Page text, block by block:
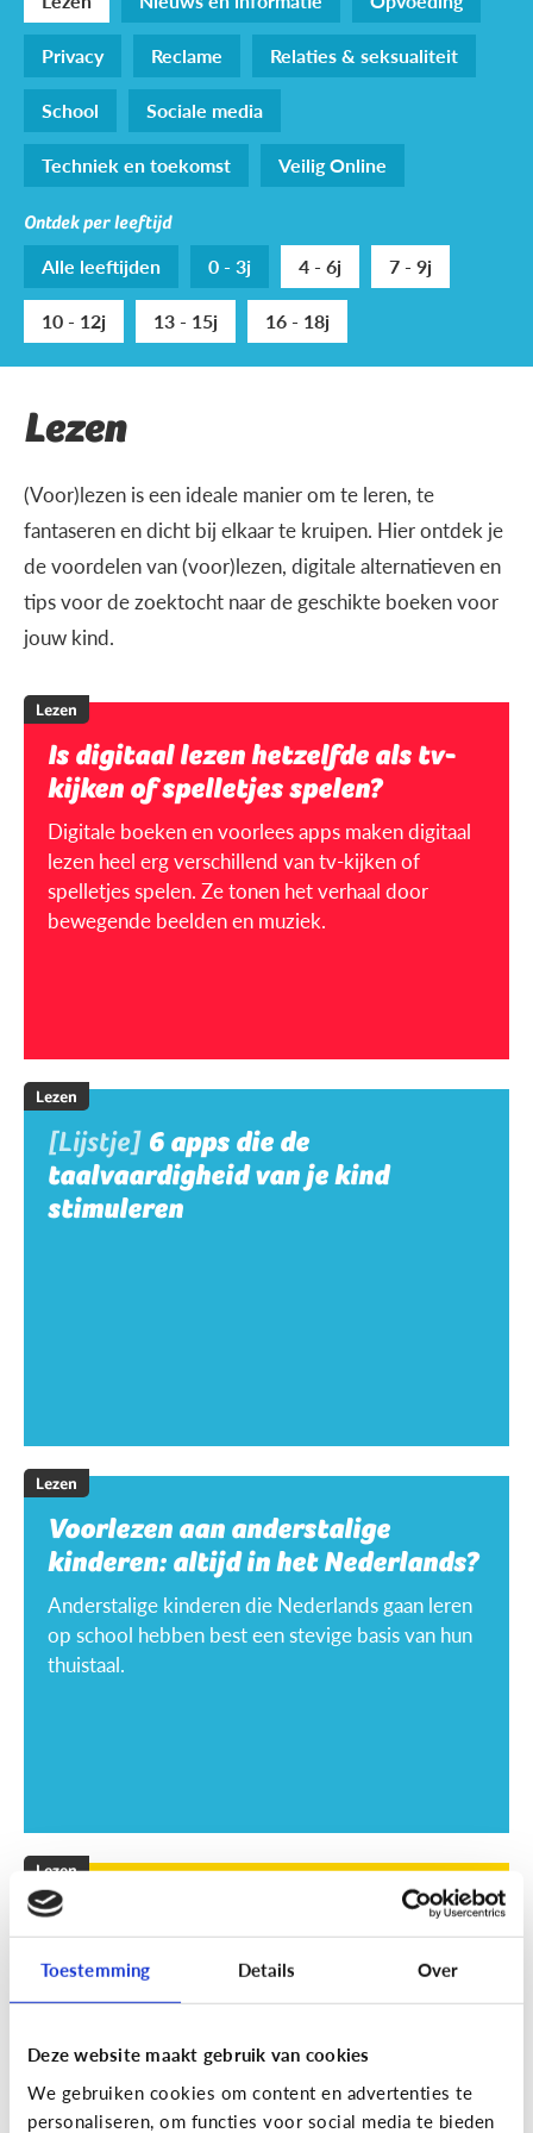
Toestemming Details Over
Deze website maakt gebruik van cookies
We gebruiken cookies om content en advertenties te
personaliseren, om functies voor social media te bieden
Privacy
Reclame
Relaties & seksualiteit
School
Sociale media
Techniek en toekomst
Veilig Online
Ontdek per leeftijd
Alle leeftijden 0 - 3j 4 - 6j
7 - 9j
10 - 12j
13 - 15j 16 - 18j
Lezen
(Voor)lezen is een ideale manier om te leren, te
fantaseren en dicht bij elkaar te kruipen. Hier ontdek je
de voordelen van (voor)lezen, digitale alternatieven en
tips voor de zoektocht naar de geschikte boeken voor
jouw kind.
Lezen
Is digitaal lezen hetzelfde als tv-
kijken of spelletjes spelen?
Digitale boeken en voorlees apps maken digitaal
lezen heel erg verschillend van tv-kijken of
spelletjes spelen. Ze tonen het verhaal door
bewegende beelden en muziek.
Lezen
[Lijstje] 6 apps die de
taalvaardigheid van je kind
stimuleren
Lezen
Voorlezen aan anderstalige
kinderen: altijd in het Nederlands?
Anderstalige kinderen die Nederlands gaan leren
op school hebben best een stevige basis van hun
thuistaal.
Lezen
Mijn kind leest niet graag, wat kan
ik doen?